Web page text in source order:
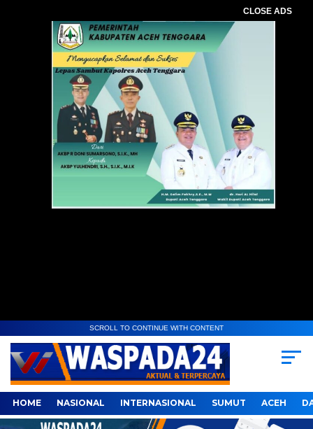
CLOSE ADS
SCROLL TO CONTINUE WITH CONTENT
HOME NASIONAL INTERNASIONAL SUMUT ACEH